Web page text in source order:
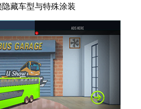
藏车型与特殊涂装